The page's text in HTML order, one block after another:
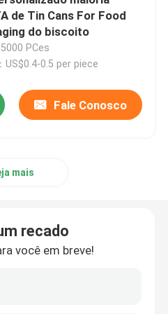
de Tin Cans For Food
do biscoito
PCes
US$0.4-0.5 per piece
Fale Conosco
mais
recado
você em breve!